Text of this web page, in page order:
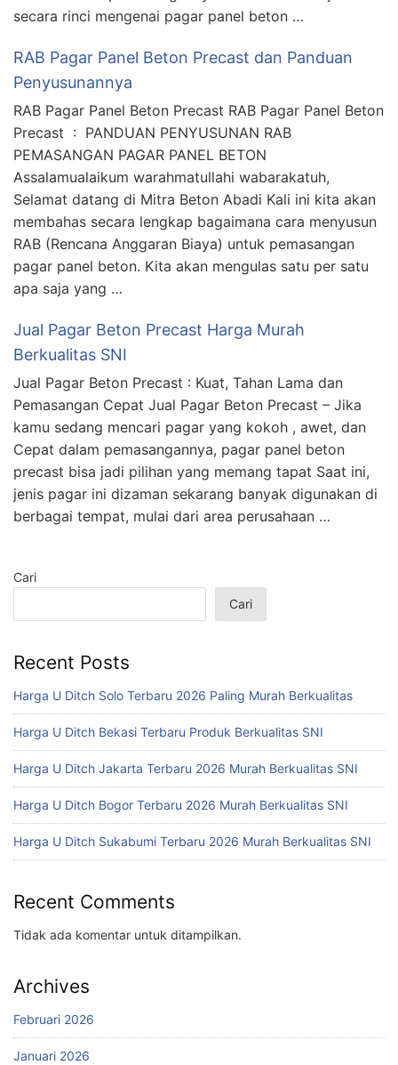
secara rinci mengenai pagar panel beton …
RAB Pagar Panel Beton Precast dan Panduan
Penyusunannya
RAB Pagar Panel Beton Precast RAB Pagar Panel Beton
Precast : PANDUAN PENYUSUNAN RAB
PEMASANGAN PAGAR PANEL BETON
Assalamualaikum warahmatullahi wabarakatuh,
Selamat datang di Mitra Beton Abadi Kali ini kita akan
membahas secara lengkap bagaimana cara menyusun
RAB (Rencana Anggaran Biaya) untuk pemasangan
pagar panel beton. Kita akan mengulas satu per satu
apa saja yang …
Jual Pagar Beton Precast Harga Murah
Berkualitas SNI
Jual Pagar Beton Precast : Kuat, Tahan Lama dan
Pemasangan Cepat Jual Pagar Beton Precast – Jika
kamu sedang mencari pagar yang kokoh , awet, dan
Cepat dalam pemasangannya, pagar panel beton
precast bisa jadi pilihan yang memang tapat Saat ini,
jenis pagar ini dizaman sekarang banyak digunakan di
berbagai tempat, mulai dari area perusahaan …
Cari
Cari
Recent Posts
Harga U Ditch Solo Terbaru 2026 Paling Murah Berkualitas
Harga U Ditch Bekasi Terbaru Produk Berkualitas SNI
Harga U Ditch Jakarta Terbaru 2026 Murah Berkualitas SNI
Harga U Ditch Bogor Terbaru 2026 Murah Berkualitas SNI
Harga U Ditch Sukabumi Terbaru 2026 Murah Berkualitas SNI
Recent Comments
Tidak ada komentar untuk ditampilkan.
Archives
Februari 2026
Januari 2026